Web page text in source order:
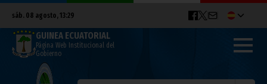
sáb. 08 agosto, 13:29
GUINEA ECUATORIAL
Página Web Institucional del
Gobierno